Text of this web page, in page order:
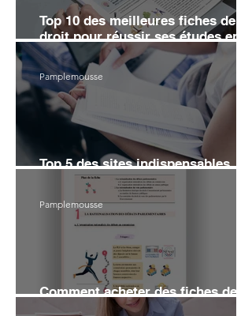
Top 10 des meilleures fiches de
droit pour réussir ses études en
2026
Top 5 des sites indispensables
pour réviser le droit en 2026
Pamplemousse
Comment acheter des fiches de
droit sans se ruiner en 2026 ?
Pamplemousse